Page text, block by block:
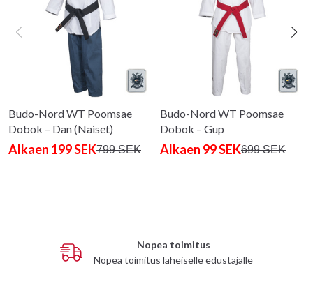
Budo-Nord WT Poomsae
Dobok – Dan (Naiset)
Alkaen 199 SEK799 SEK
Budo-Nord WT Poomsae
Dobok – Gup
Alkaen 99 SEK699 SEK
Nopea toimitus
Nopea toimitus läheiselle edustajalle